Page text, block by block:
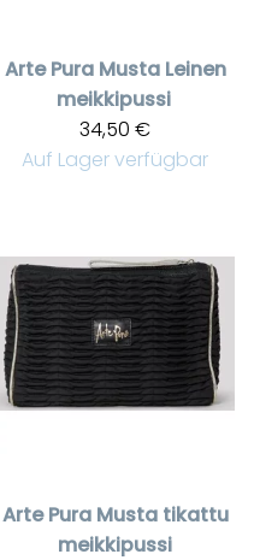
Arte Pura Musta Leinen
meikkipussi
34,50 €
Auf Lager verfügbar
Arte Pura Musta tikattu
meikkipussi